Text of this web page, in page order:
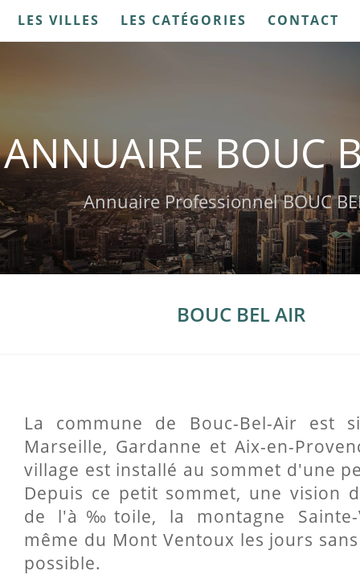
LES VILLES LES CATÉGORIES CONTACT
ANNUAIRE BOUC
Annuaire Professionnel BOUC
BOUC BEL AIR
La commune de Bouc-Bel-Air est
Marseille, Gardanne et Aix-en-
village est installé au sommet d'une
Depuis ce petit sommet, une vision
de l'à‰toile, la montagne Sainte-
même du Mont Ventoux les jours
possible.